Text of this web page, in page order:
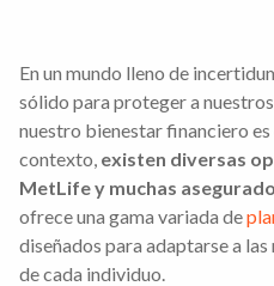
En un mundo lleno de
sólido para proteger a
nuestro bienestar financiero
contexto, existen diversas
MetLife y muchas
ofrece una gama variada de
diseñados para adaptarse a
de cada individuo.